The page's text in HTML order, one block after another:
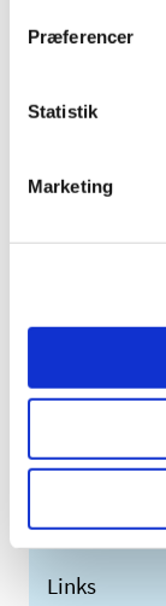
Præferencer
Statistik
Marketing
2019 (159)
2017 (167)
2014 (44)
2008 (8)
2006 (9)
Links